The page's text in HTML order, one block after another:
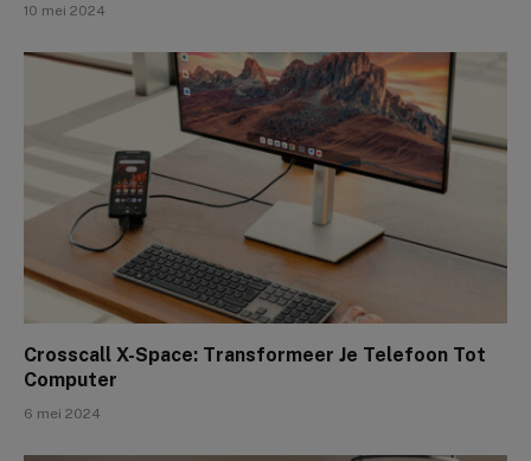
10 mei 2024
Crosscall X-Space: Transformeer Je Telefoon Tot
Computer
6 mei 2024